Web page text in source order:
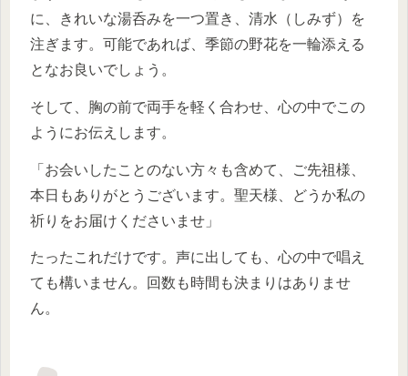
に、きれいな湯呑みを一つ置き、清水（しみず）を
注ぎます。可能であれば、季節の野花を一輪添える
となお良いでしょう。
そして、胸の前で両手を軽く合わせ、心の中でこの
ようにお伝えします。
「お会いしたことのない方々も含めて、ご先祖様、
本日もありがとうございます。聖天様、どうか私の
祈りをお届けくださいませ」
たったこれだけです。声に出しても、心の中で唱え
ても構いません。回数も時間も決まりはありませ
ん。